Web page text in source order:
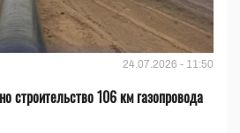
24.07.2026 - 11:50
строительство 106 км газопровода